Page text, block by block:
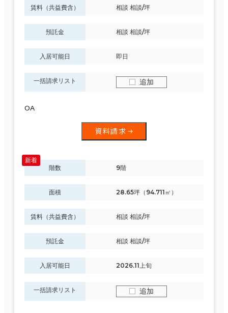
賃料（共益費含） 相談 相談/坪
預託金 相談 相談/坪
入居可能日 即日
一括請求リスト 追加
OA
資料請求
階数 9階
面積 28.65坪（94.711㎡）
賃料（共益費含） 相談 相談/坪
預託金 相談 相談/坪
入居可能日 2026.11上旬
一括請求リスト 追加